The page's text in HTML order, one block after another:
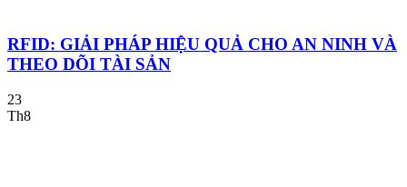
RFID: GIẢI PHÁP HIỆU QUẢ CHO AN NINH VÀ
THEO DÕI TÀI SẢN
23
Th8